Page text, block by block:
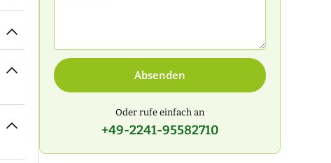
Absenden
Oder rufe einfach an
+49-2241-95582710